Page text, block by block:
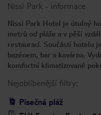
Nissi Park - informace
Nissi Park Hotel je útulný
metrů od pláže a v pěší
restaurací. Součástí hotelu
bazénem, bar a kavárna.
komfortní klimatizované
Nejoblíbenější filtry:
Písečná pláž